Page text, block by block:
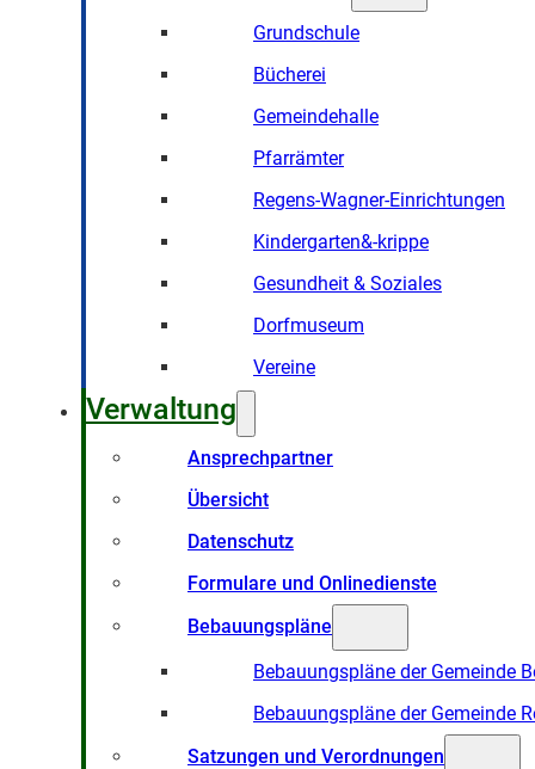
Grundschule
Bücherei
Gemeindehalle
Pfarrämter
Regens-Wagner-Einrichtungen
Kindergarten&-krippe
Gesundheit & Soziales
Dorfmuseum
Vereine
Verwaltung
Ansprechpartner
Übersicht
Datenschutz
Formulare und Onlinedienste
Bebauungspläne
Bebauungspläne der Gemeinde
Bebauungspläne der Gemeinde
Satzungen und Verordnungen